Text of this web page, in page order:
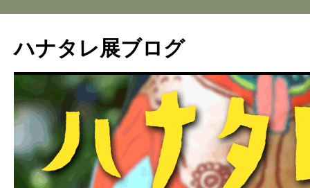
ハナタレ展ブログ